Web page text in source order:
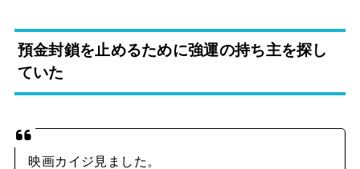
預金封鎖を止めるために強運の持ち主を探し
ていた
映画カイジ見ました。